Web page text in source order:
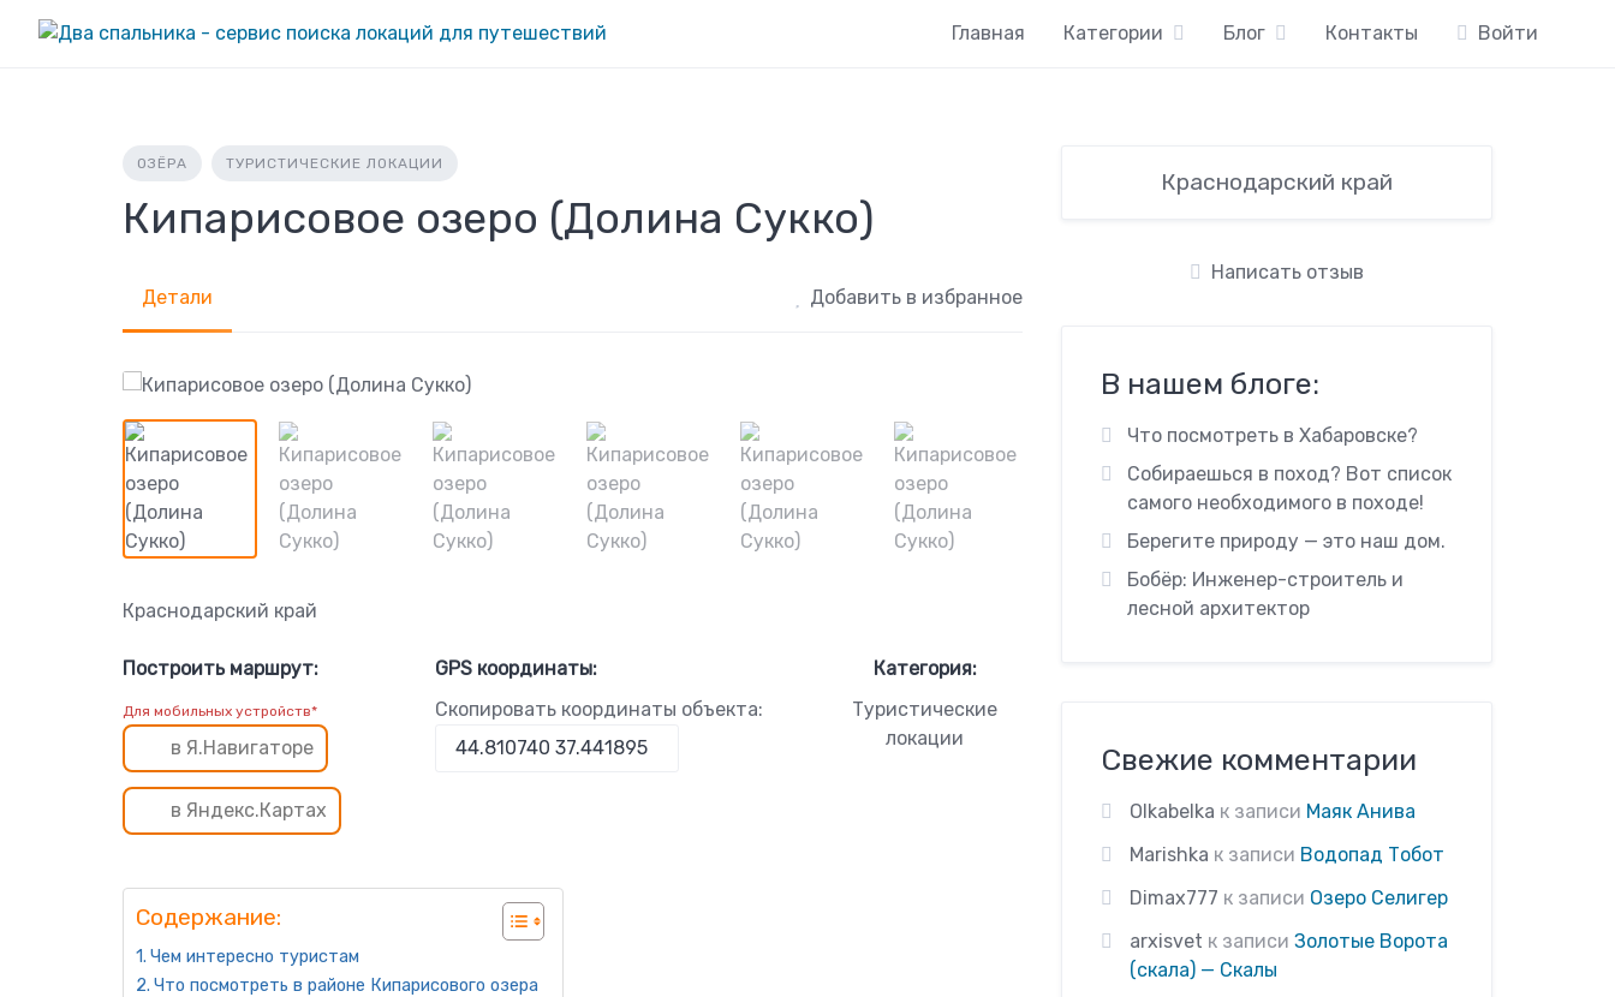
Главная Категории Блог Контакты Войти
ОЗЁРА ТУРИСТИЧЕСКИЕ ЛОКАЦИИ
Кипарисовое озеро (Долина Сукко)
Детали Добавить в избранное
Краснодарский край
Построить маршрут:
Для мобильных устройств*
в Я.Навигаторе
в Яндекс.Картах
GPS координаты:
Скопировать координаты объекта:
Категория:
Туристические
локации
Содержание:
Чем интересно туристам
Что посмотреть в районе Кипарисового озера
Краснодарский край
Написать отзыв
В нашем блоге:
Что посмотреть в Хабаровске?
Собираешься в поход? Вот список
самого необходимого в походе!
Берегите природу — это наш дом.
Бобёр: Инженер-строитель и
лесной архитектор
Свежие комментарии
Olkabelka к записи Маяк Анива
Marishka к записи Водопад Тобот
Dimax777 к записи Озеро Селигер
arxisvet к записиЗолотые Ворота
(скала) — Скалы